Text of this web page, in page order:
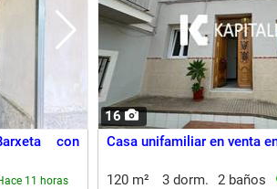
con
11 horas
16
Casa unifamiliar en venta
120 m² 3 dorm. 2 baños